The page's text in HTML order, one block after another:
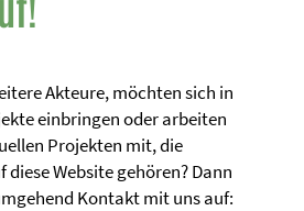
Akteure, möchten sich in
einbringen oder arbeiten
Projekten mit, die
Website gehören? Dann
Kontakt mit uns auf: